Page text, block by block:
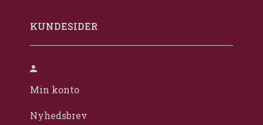
KUNDESIDER
Min konto
Nyhedsbrev